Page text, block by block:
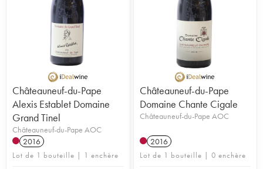
Châteauneuf-du-Pape
Alexis Establet Domaine
Grand Tinel
Châteauneuf-du-Pape AOC
2016
Lot de 1 bouteille | 1 enchère
Châteauneuf-du-Pape
Domaine Chante Cigale
Châteauneuf-du-Pape AOC
2016
Lot de 1 bouteille | 0 enchère